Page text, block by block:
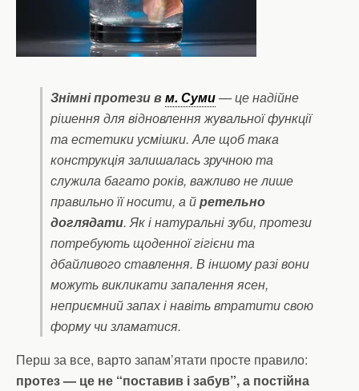
Знімні протези вм. Суми— це надійне
рішення для відновлення жувальної функції
та естетики усмішки. Але щоб така
конструкція залишалась зручною та
служила багато років, важливо не лише
правильно її носити, а йретельно
доглядати. Як і натуральні зуби, протези
потребують щоденної гігієни та
дбайливого ставлення. В іншому разі вони
можуть викликати запалення ясен,
неприємний запах і навіть втратити свою
форму чи зламатися.
Перш за все, варто запам’ятати просте правило:
протез — це не “поставив і забув”, а постійна